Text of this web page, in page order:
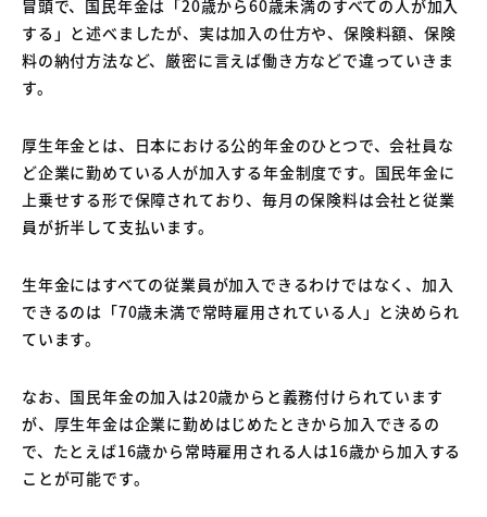
冒頭で、国民年金は「20歳から60歳未満のすべての人が加入
する」と述べましたが、実は加入の仕方や、保険料額、保険
料の納付方法など、厳密に言えば働き方などで違っていきま
す。
厚生年金とは、日本における公的年金のひとつで、会社員な
ど企業に勤めている人が加入する年金制度です。国民年金に
上乗せする形で保障されており、毎月の保険料は会社と従業
員が折半して支払います。
生年金にはすべての従業員が加入できるわけではなく、加入
できるのは「70歳未満で常時雇用されている人」と決められ
ています。
なお、国民年金の加入は20歳からと義務付けられています
が、厚生年金は企業に勤めはじめたときから加入できるの
で、たとえば16歳から常時雇用される人は16歳から加入する
ことが可能です。